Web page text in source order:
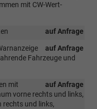
mit CW-Wert-
auf Anfrage
auf Anfrage
Fahrzeuge und
auf Anfrage
mit
vorne rechts und links,
rechts und links,